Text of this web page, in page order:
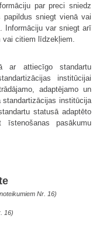
par preci sniedz
papildus sniegt vienā vai
Informāciju var sniegt arī
citiem līdzekļiem.
ar attiecīgo standartu
institūcijai
adaptējamo un
standartizācijas institūcija
statusā adaptēto
pasākumu
noteikumiem Nr. 16)
16)